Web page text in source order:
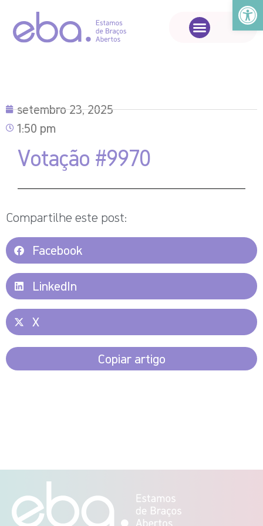
Abrir
setembro 23, 2025
1:50 pm
Votação #9970
Compartilhe este post:
Facebook
LinkedIn
X
Copiar artigo